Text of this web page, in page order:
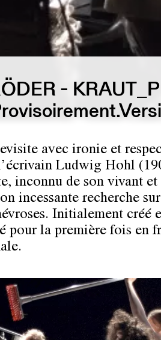
-
avec ironie et
Ludwig Hohl
inconnu de son vivant et
incessante recherche
Initialement créé
pour la première fois en